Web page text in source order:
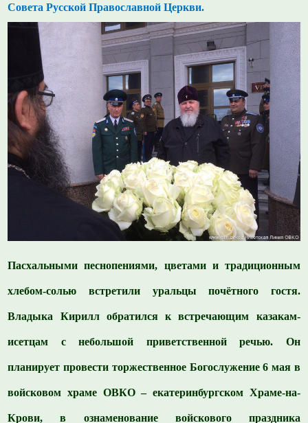
Совета Русской Православной Церкви.
Пасхальными песнопениями, цветами и традиционным
хлебом-солью встретили уральцы почётного гостя.
Владыка Кирилл обратился к встречающим казакам-
исетцам с небольшой приветственной речью. Он
планирует провести торжественное Богослужение 6 мая в
войсковом храме ОВКО – екатеринбургском Храме-на-
Крови, в ознаменование войскового праздника